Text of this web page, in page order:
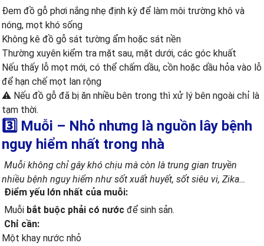
Đem đồ gỗ phơi nắng nhẹ định kỳ để làm môi trường khô và
nóng, mọt khó sống
Không kê đồ gỗ sát tường ẩm hoặc sát nền
Thường xuyên kiểm tra mặt sau, mặt dưới, các góc khuất
Nếu thấy lỗ mọt mới, có thể chấm dầu, cồn hoặc dầu hỏa vào lỗ
để hạn chế mọt lan rộng
⚠️ Nếu đồ gỗ đã bị ăn nhiều bên trong thì xử lý bên ngoài chỉ là
tạm thời.
3️⃣ Muỗi – Nhỏ nhưng là nguồn lây bệnh
nguy hiểm nhất trong nhà
Muỗi không chỉ gây khó chịu mà còn là trung gian truyền
nhiều bệnh nguy hiểm như sốt xuất huyết, sốt siêu vi, Zika…
Điểm yếu lớn nhất của muỗi:
Muỗi bắt buộc phải có nước để sinh sản.
Chỉ cần:
Một khay nước nhỏ